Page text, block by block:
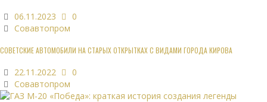
06.11.2023
0
Совавтопром
СОВЕТСКИЕ АВТОМОБИЛИ НА СТАРЫХ ОТКРЫТКАХ С ВИДАМИ ГОРОДА КИРОВА
22.11.2022
0
Совавтопром